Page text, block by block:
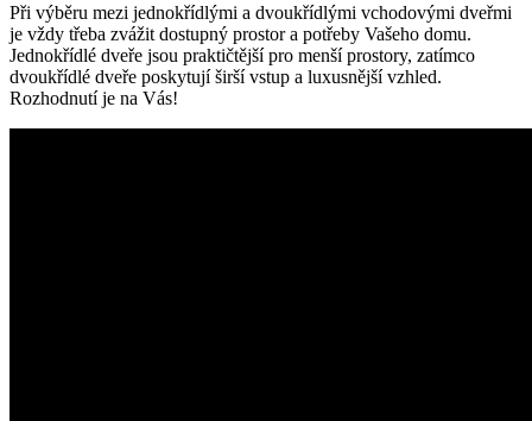
Při výběru mezi jednokřídlými a dvoukřídlými vchodovými dveřmi
je vždy třeba zvážit dostupný prostor a potřeby Vašeho domu.
Jednokřídlé dveře jsou praktičtější pro menší prostory, zatímco
dvoukřídlé dveře poskytují širší vstup a luxusnější vzhled.
Rozhodnutí je na Vás!